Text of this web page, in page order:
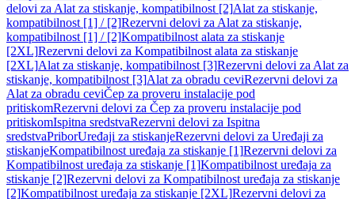
delovi za Alat za stiskanje, kompatibilnost [2]Alat za stiskanje,
kompatibilnost [1] / [2]Rezervni delovi za Alat za stiskanje,
kompatibilnost [1] / [2]Kompatibilnost alata za stiskanje
[2XL]Rezervni delovi za Kompatibilnost alata za stiskanje
[2XL]Alat za stiskanje, kompatibilnost [3]Rezervni delovi za Alat za
stiskanje, kompatibilnost [3]Alat za obradu ceviRezervni delovi za
Alat za obradu ceviČep za proveru instalacije pod
pritiskomRezervni delovi za Čep za proveru instalacije pod
pritiskomIspitna sredstvaRezervni delovi za Ispitna
sredstvaPriborUređaji za stiskanjeRezervni delovi za Uređaji za
stiskanjeKompatibilnost uređaja za stiskanje [1]Rezervni delovi za
Kompatibilnost uređaja za stiskanje [1]Kompatibilnost uređaja za
stiskanje [2]Rezervni delovi za Kompatibilnost uređaja za stiskanje
[2]Kompatibilnost uređaja za stiskanje [2XL]Rezervni delovi za